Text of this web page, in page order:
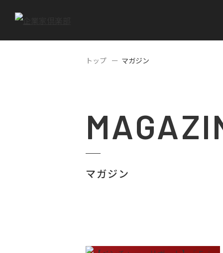
トップ マガジン
マガジン